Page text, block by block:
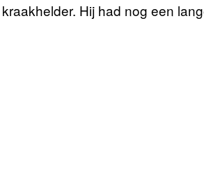
Hij had nog een